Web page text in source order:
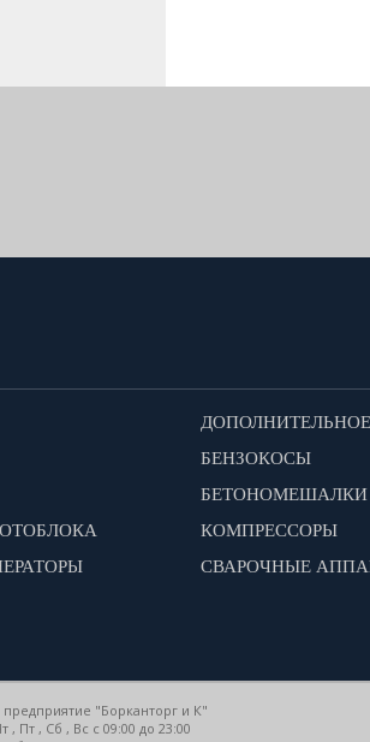
БЕНЗОКОСЫ
БЕТОНОМЕШАЛКИ
КОМПРЕССОРЫ
СВАРОЧНЫЕ
"Борканторг и К"
Пт , Сб , Вс c 09:00 до 23:00